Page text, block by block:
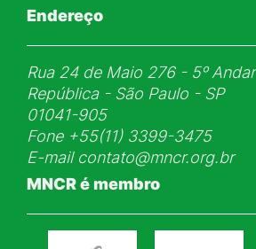
Endereço
Rua 24 de Maio 276 - 5ᵒ Andar
República - São Paulo - SP
01041-905
Fone+55(11) 3399-3475
E-mail contato@mncr.org.br
MNCR é membro